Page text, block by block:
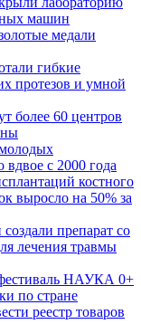
машин
медали
гибкие
протезов и умной
более 60 центров
вдвое с 2000 года
костного
выросло на 50% за
препарат со
лечения травмы
НАУКА 0+
по стране
реестр товаров